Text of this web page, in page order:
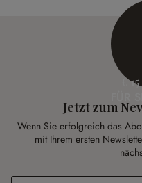
€ 15
Jetzt zum
Wenn Sie erfolgreich das
mit Ihrem ersten